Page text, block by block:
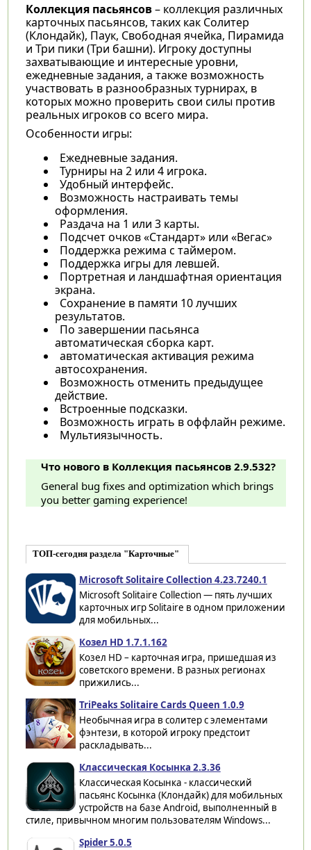
Коллекция пасьянсов– коллекция различных
карточных пасьянсов, таких как Солитер
(Клондайк), Паук, Свободная ячейка, Пирамида
и Три пики (Три башни). Игроку доступны
захватывающие и интересные уровни,
ежедневные задания, а также возможность
участвовать в разнообразных турнирах, в
которых можно проверить свои силы против
реальных игроков со всего мира.
Особенности игры:
Ежедневные задания.
Турниры на 2 или 4 игрока.
Удобный интерфейс.
Возможность настраивать темы
оформления.
Раздача на 1 или 3 карты.
Подсчет очков «Стандарт» или «Вегас»
Поддержка режима с таймером.
Поддержка игры для левшей.
Портретная и ландшафтная ориентация
экрана.
Сохранение в памяти 10 лучших
результатов.
По завершении пасьянса
автоматическая сборка карт.
автоматическая активация режима
автосохранения.
Возможность отменить предыдущее
действие.
Встроенные подсказки.
Возможность играть в оффлайн режиме.
Мультиязычность.
Что нового в Коллекция пасьянсов 2.9.532?
General bug fixes and optimization which brings
you better gaming experience!
ТОП-сегодня раздела "Карточные"
Microsoft Solitaire Collection 4.23.7240.1
Microsoft Solitaire Collection — пять лучших
карточных игр Solitaire в одном приложении
для мобильных...
Козел HD 1.7.1.162
Козел HD – карточная игра, пришедшая из
советского времени. В разных регионах
прижились...
TriPeaks Solitaire Cards Queen 1.0.9
Необычная игра в солитер с элементами
фэнтези, в которой игроку предстоит
раскладывать...
Классическая Косынка 2.3.36
Классическая Косынка - классический
пасьянс Косынка (Клондайк) для мобильных
устройств на базе Android, выполненный в
стиле, привычном многим пользователям Windows...
Spider 5.0.5